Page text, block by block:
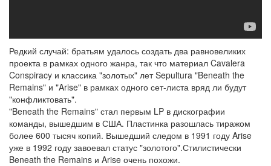
Редкий случай: братьям удалось создать два равновеликих
проекта в рамках одного жанра, так что материал Cavalera
Conspiracy и классика "золотых" лет Sepultura "Beneath the
Remains" и "Arise" в рамках одного сет-листа вряд ли будут
"конфликтовать".
"Beneath the Remains" стал первым LP в дискографии
команды, вышедшим в США. Пластинка разошлась тиражом
более 600 тысяч копий. Вышедший следом в 1991 году Arise
уже в 1992 году завоевал статус "золотого".Стилистически
Beneath the Remains и Arise очень похожи.